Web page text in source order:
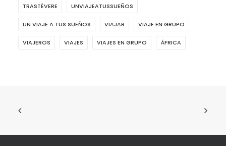
TRASTÉVERE UNVIAJEATUSSUEÑOS
UN VIAJE A TUS SUEÑOS VIAJAR VIAJE EN GRUPO
VIAJEROS VIAJES VIAJES EN GRUPO ÁFRICA